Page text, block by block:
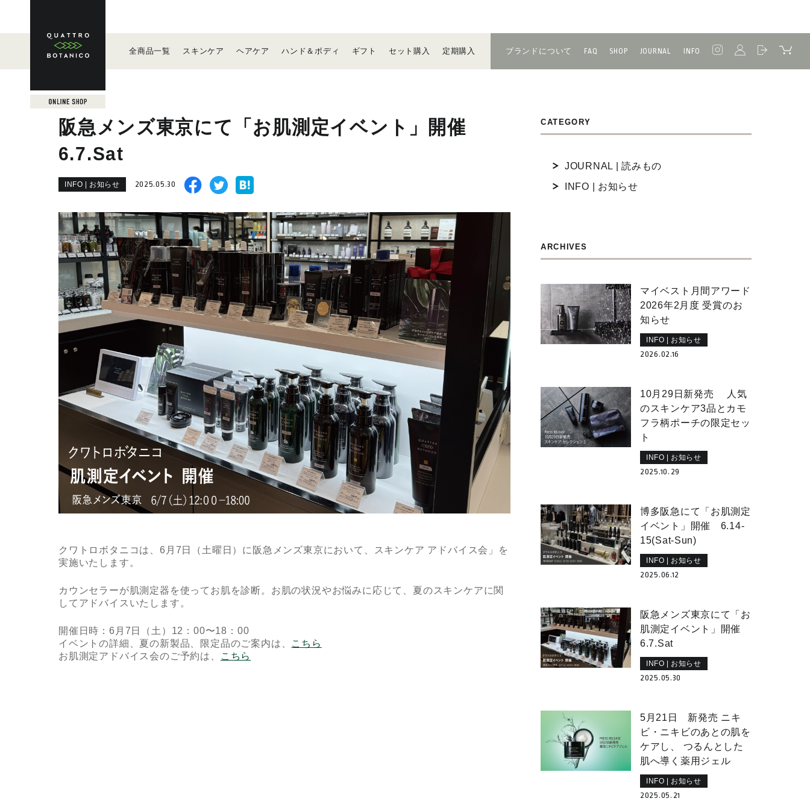
全商品一覧 スキンケア ヘアケア ハンド＆ボディ ギフト セット購入 定期購入 ブランド について FAQ SHOP JOURNAL INFO
阪急メンズ東京にて「お肌測定イベント」開催
6.7.Sat
INFO | お知らせ 2025.05.30
クワトロボタニコは、6月7日（土曜日）に阪急メンズ東京において、スキンケア アドバイス会」を
実施いたします。
カウンセラーが肌測定器を使ってお肌を診断。お肌の状況やお悩みに応じて、夏のスキンケアに関
してアドバイスいたします。
開催日時：6月7日（土）12：00〜18：00
イベントの詳細、夏の新製品、限定品のご案内は、 こちら
お肌測定アドバイス会のご予約は、
こちら
CATEGORY
JOURNAL | 読みもの
INFO | お知らせ
ARCHIVES
マイベスト月間アワード
2026年2月度 受賞のお
知らせ
INFO | お知らせ
2026.02.16
10月29日新発売 人気
のスキンケア3品とカモ
フラ柄ポーチの限定セッ
ト
INFO | お知らせ
2025.10.29
博多阪急にて「お肌測定
イベント」開催 6.14-
15(Sat-Sun)
INFO | お知らせ
2025.06.12
阪急メンズ東京にて「お
肌測定イベント」開催
6.7.Sat
INFO | お知らせ
2025.05.30
5月21日 新発売 ニキ
ビ・ニキビのあとの肌を
ケアし、 つるんとした
肌へ導く薬⽤ジェル
INFO | お知らせ
2025.05.21